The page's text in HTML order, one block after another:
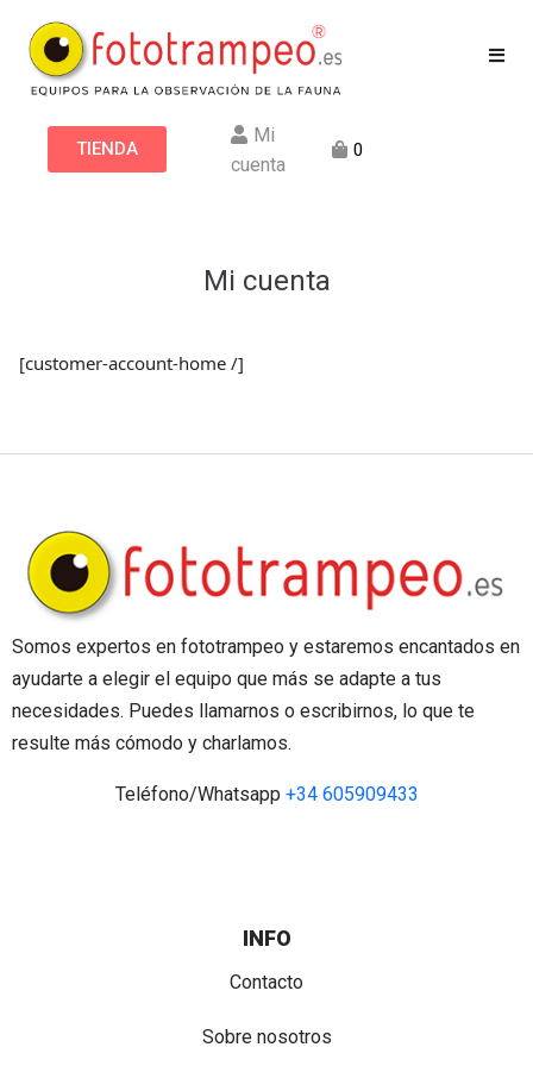
TIENDA
Mi
cuenta
0
Mi cuenta
[customer-account-home /]
Somos expertos en fototrampeo y estaremos encantados en
ayudarte a elegir el equipo que más se adapte a tus
necesidades. Puedes llamarnos o escribirnos, lo que te
resulte más cómodo y charlamos.
Teléfono/Whatsapp +34 605909433
INFO
Contacto
Sobre nosotros